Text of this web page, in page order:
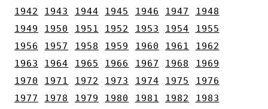
1942
1943 1944 1945 1946 1947
1948
1949
1950 1951 1952 1953 1954
1955
1956
1957 1958 1959 1960 1961
1962
1963
1964 1965 1966 1967 1968
1969
1970
1971 1972 1973 1974 1975
1976
1977
1978 1979 1980 1981 1982
1983